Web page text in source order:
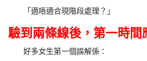
「適唔適合現階段處理？」
驗到兩條線後，第一時間
好多女生第一個誤解係：